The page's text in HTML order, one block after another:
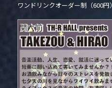
ワンドリンクオーダー制（600円）